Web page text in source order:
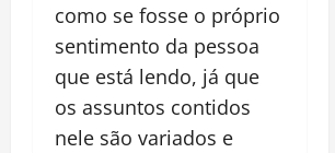
como se fosse o próprio
sentimento da pessoa
que está lendo, já que
os assuntos contidos
nele são variados e